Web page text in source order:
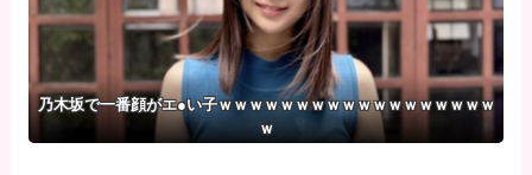
乃木坂で一番顔がエ●い子ｗｗｗｗｗｗｗｗｗｗｗｗｗｗｗｗｗｗ
ｗ